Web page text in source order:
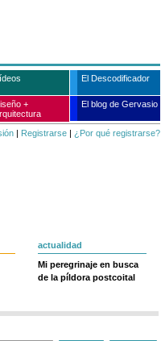
El Descodificador
+
El blog de Gervasio
| Registrarse | ¿Por qué registrarse?
actualidad
Mi peregrinaje en busca
de la píldora postcoital